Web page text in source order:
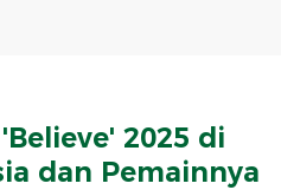
2025 di
dan Pemainnya